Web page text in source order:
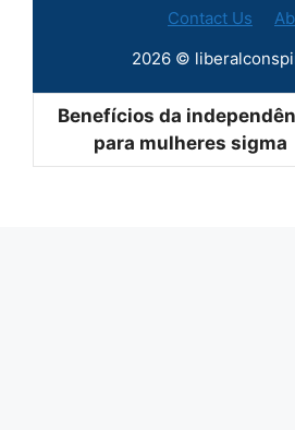
Contact Us
2026 ©
Benefícios da
para mulheres sigma